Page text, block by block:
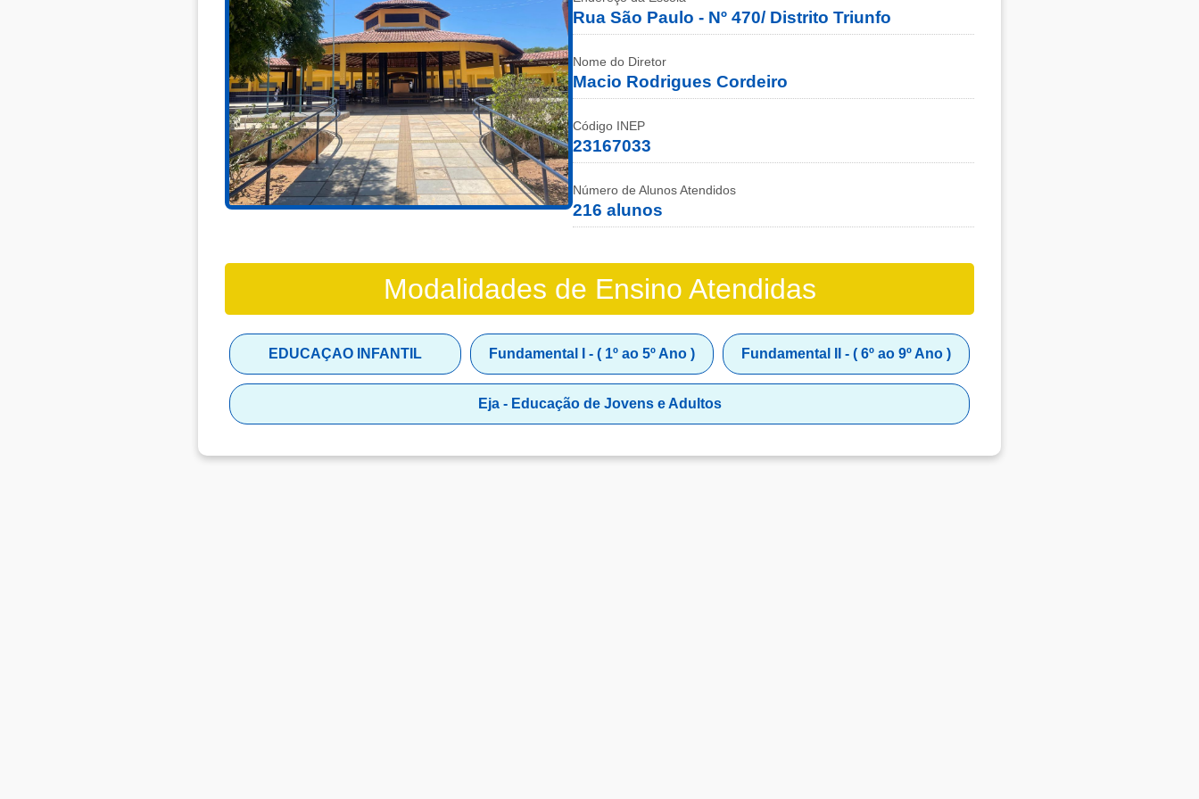
Rua São Paulo - Nº 470/ Distrito Triunfo
Nome do Diretor
Macio Rodrigues Cordeiro
Código INEP
23167033
Número de Alunos Atendidos
216 alunos
Modalidades de Ensino Atendidas
EDUCAÇAO INFANTIL Fundamental I - ( 1º ao 5º Ano ) Fundamental II - ( 6º ao 9º Ano )
Eja - Educação de Jovens e Adultos